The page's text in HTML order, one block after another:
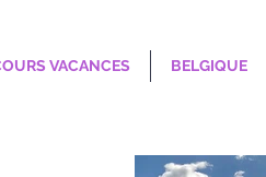
VACANCES BELGIQUE